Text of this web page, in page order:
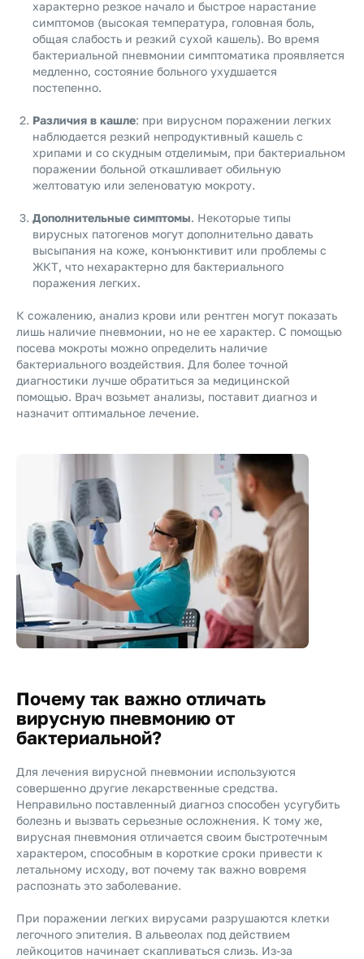
характерно резкое начало и быстрое нарастание
симптомов (высокая температура, головная боль,
общая слабость и резкий сухой кашель). Во время
бактериальной пневмонии симптоматика проявляется
медленно, состояние больного ухудшается
постепенно.
Различия в кашле: при вирусном поражении легких
наблюдается резкий непродуктивный кашель с
хрипами и со скудным отделимым, при бактериальном
поражении больной откашливает обильную
желтоватую или зеленоватую мокроту.
Дополнительные симптомы. Некоторые типы
вирусных патогенов могут дополнительно давать
высыпания на коже, конъюнктивит или проблемы с
ЖКТ, что нехарактерно для бактериального
поражения легких.
К сожалению, анализ крови или рентген могут показать
лишь наличие пневмонии, но не ее характер. С помощью
посева мокроты можно определить наличие
бактериального воздействия. Для более точной
диагностики лучше обратиться за медицинской
помощью. Врач возьмет анализы, поставит диагноз и
назначит оптимальное лечение.
Почему так важно отличать
вирусную пневмонию от
бактериальной?
Для лечения вирусной пневмонии используются
совершенно другие лекарственные средства.
Неправильно поставленный диагноз способен усугубить
болезнь и вызвать серьезные осложнения. К тому же,
вирусная пневмония отличается своим быстротечным
характером, способным в короткие сроки привести к
летальному исходу, вот почему так важно вовремя
распознать это заболевание.
При поражении легких вирусами разрушаются клетки
легочного эпителия. В альвеолах под действием
лейкоцитов начинает скапливаться слизь. Из-за